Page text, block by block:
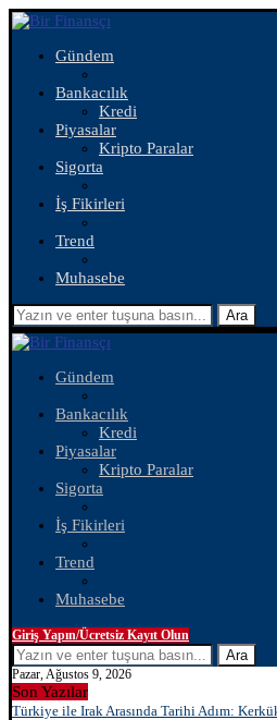
Gündem
Bankacılık
Kredi
Piyasalar
Kripto Paralar
Sigorta
İş Fikirleri
Trend
Muhasebe
Ara
Gündem
Bankacılık
Kredi
Piyasalar
Kripto Paralar
Sigorta
İş Fikirleri
Trend
Muhasebe
Giriş Yapın/Ücretsiz Kayıt Olun
Ara
Pazar, Ağustos 9, 2026
Son Yazılar
Türkiye ile Irak Arasında Tarihi Adım: